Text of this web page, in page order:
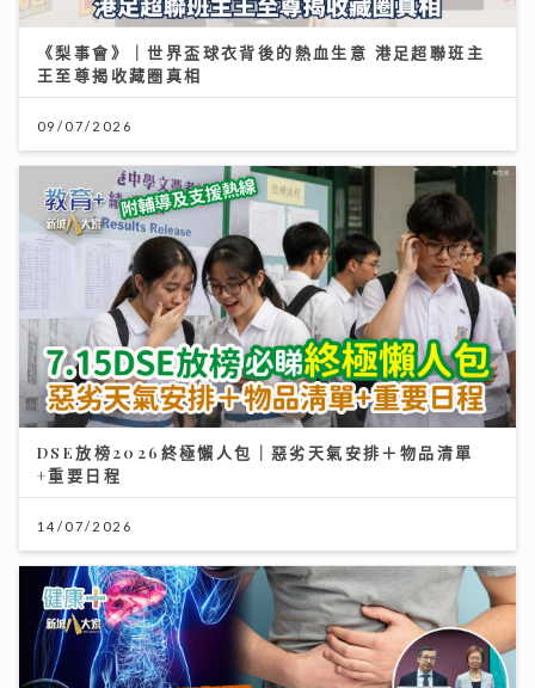
《梨事會》｜世界盃球衣背後的熱血生意 港足超聯班主
王至尊揭收藏圈真相
09/07/2026
DSE放榜2026終極懶人包｜惡劣天氣安排＋物品清單
+重要日程
14/07/2026